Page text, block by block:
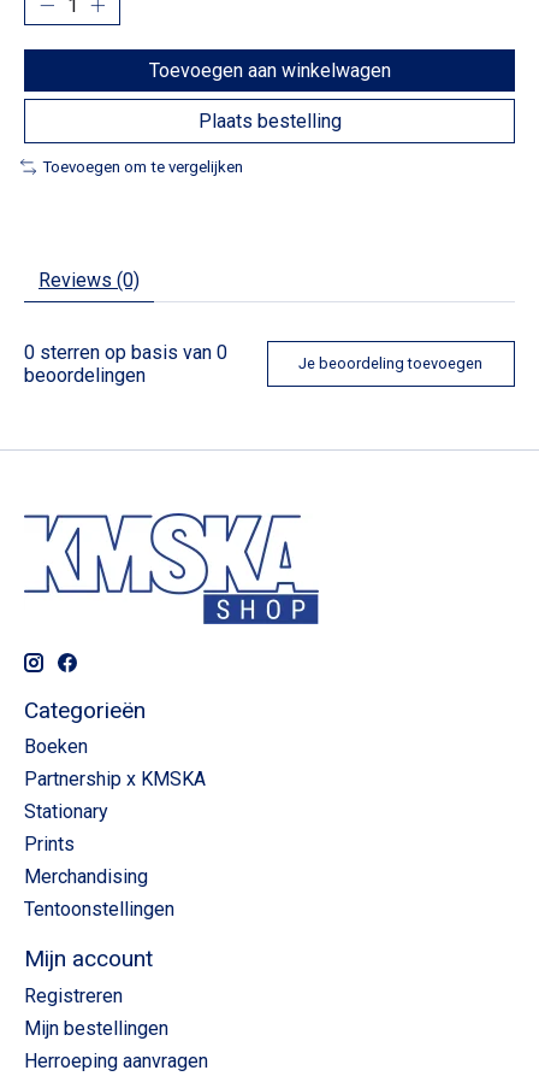
Toevoegen aan winkelwagen
Plaats bestelling
Toevoegen om te vergelijken
Reviews (0)
0 sterren op basis van 0
beoordelingen
Je beoordeling toevoegen
Categorieën
Boeken
Partnership x KMSKA
Stationary
Prints
Merchandising
Tentoonstellingen
Mijn account
Registreren
Mijn bestellingen
Herroeping aanvragen